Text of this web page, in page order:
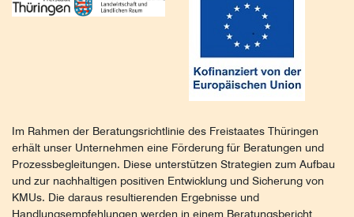
Im Rahmen der Beratungsrichtlinie des Freistaates Thüringen
erhält unser Unternehmen eine Förderung für Beratungen und
Prozessbegleitungen. Diese unterstützen Strategien zum Aufbau
und zur nachhaltigen positiven Entwicklung und Sicherung von
KMUs. Die daraus resultierenden Ergebnisse und
Handlungsempfehlungen werden in einem Beratungsbericht